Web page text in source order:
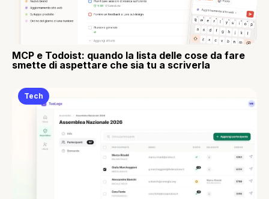
MCP e Todoist: quando la lista delle cose da fare
smette di aspettare che sia tu a scriverla
Tech